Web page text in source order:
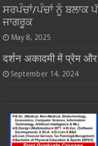
ਸਰਪੰਚਾਂ/ਪੰਚਾਂ ਨੂੰ ਬਲਾਕ
ਜਾਗਰੂਕ
May 8, 2025
दर्शन अकादमी में प्रेम
September 14, 2024